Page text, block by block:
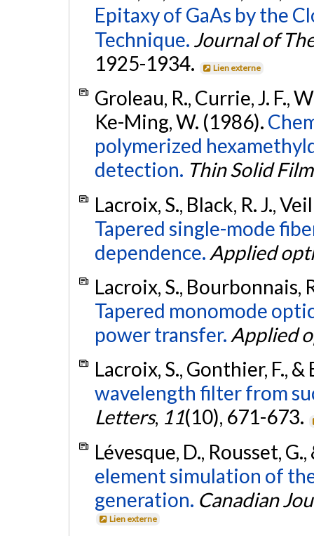
Epitaxy of GaAs by the
Technique. Journal of
1925-1934.
Lien externe
Groleau, R., Currie, J. F.,
Ke-Ming, W. (1986).
polymerized
detection. Thin Solid
Lacroix, S., Black, R. J.,
Tapered single-mode
dependence. Applied
Lacroix, S., Bourbonnais,
Tapered monomode
power transfer. Applied
Lacroix, S., Gonthier, F.,
wavelength filter from
Letters, 11(10), 671-673.
Lévesque, D., Rousset,
element simulation of
generation. Canadian
Lien externe